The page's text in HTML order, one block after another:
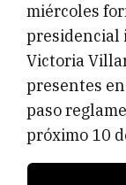
miércoles
presidencial
Victoria
presentes
paso
próximo 10